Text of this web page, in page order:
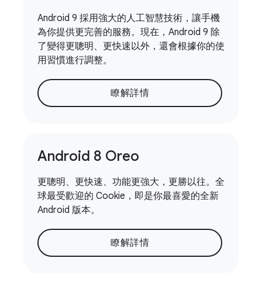
Android 9 採用強大的人工智慧技術，讓手機
為你提供更完善的服務。現在，Android 9 除
了變得更聰明、更快速以外，還會根據你的使
用習慣進行調整。
瞭解詳情
Android 8 Oreo
更聰明、更快速、功能更強大，更勝以往。全
球最受歡迎的 Cookie，即是你最喜愛的全新
Android 版本。
瞭解詳情